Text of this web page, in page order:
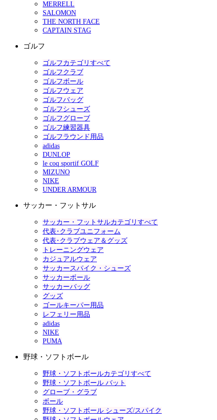
MERRELL
SALOMON
THE NORTH FACE
CAPTAIN STAG
ゴルフ
ゴルフカテゴリすべて
ゴルフクラブ
ゴルフボール
ゴルフウェア
ゴルフバッグ
ゴルフシューズ
ゴルフグローブ
ゴルフ練習器具
ゴルフラウンド用品
adidas
DUNLOP
le coq sportif GOLF
MIZUNO
NIKE
UNDER ARMOUR
サッカー・フットサル
サッカー・フットサルカテゴリすべて
代表･クラブユニフォーム
代表･クラブウェア＆グッズ
トレーニングウェア
カジュアルウェア
サッカースパイク・シューズ
サッカーボール
サッカーバッグ
グッズ
ゴールキーパー用品
レフェリー用品
adidas
NIKE
PUMA
野球・ソフトボール
野球・ソフトボールカテゴリすべて
野球・ソフトボール バット
グローブ・グラブ
ボール
野球・ソフトボール シューズ/スパイク